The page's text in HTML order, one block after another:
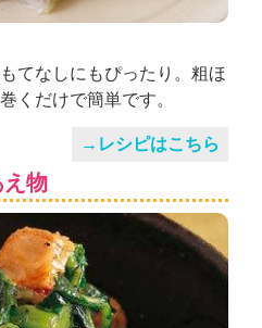
てなしにもぴったり。粗ほ
くだけで簡単です。
→レシピはこちら
物